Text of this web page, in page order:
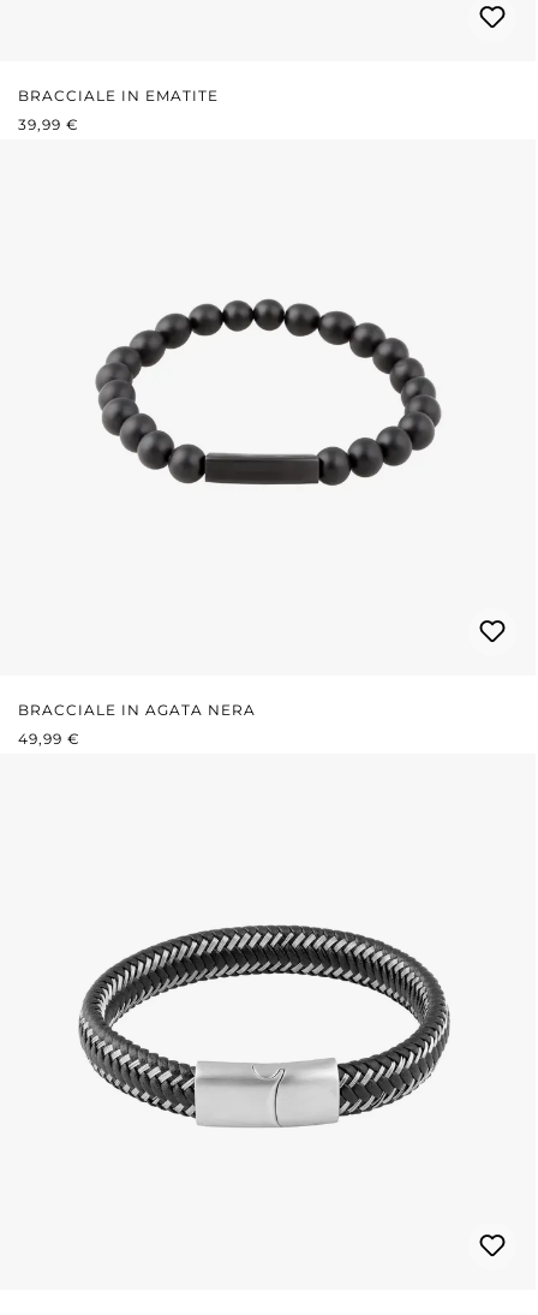
BRACCIALE IN EMATITE
PREZZO NORMALE:
39,99 €
BRACCIALE IN AGATA NERA
PREZZO NORMALE:
49,99 €